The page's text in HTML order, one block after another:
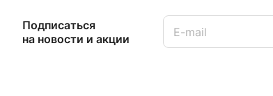
Подписаться
на новости и акции